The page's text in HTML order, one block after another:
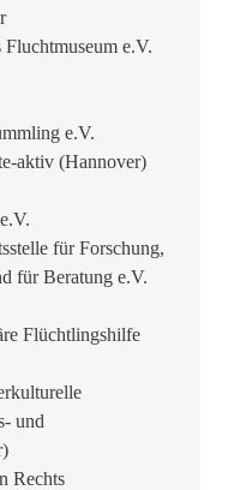
e.V.
e.V.
aktiv (Hannover)
für Forschung,
für Beratung e.V.
Flüchtlingshilfe
und
Rechts